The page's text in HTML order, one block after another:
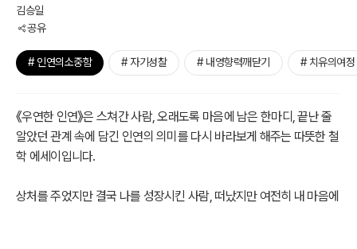
김승일
공유
# 인연의소중함 # 자기성찰 # 내영향력깨닫기 # 치유의여정
《우연한 인연》은 스쳐간 사람, 오래도록 마음에 남은 한마디, 끝난 줄
알았던 관계 속에 담긴 인연의 의미를 다시 바라보게 해주는 따뜻한 철
학 에세이입니다.
상처를 주었지만 결국 나를 성장시킨 사람, 떠났지만 여전히 내 마음에